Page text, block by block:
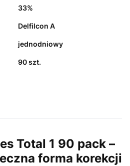
33%
Delfilcon A
jednodniowy
90 szt.
Total 1 90 pack –
forma korekcji